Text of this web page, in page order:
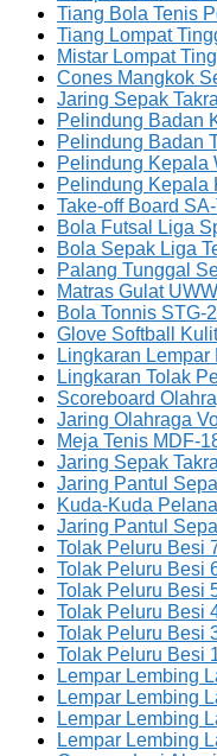
Tiang Bola Tenis
Tiang Lompat
Mistar Lompat
Cones Mangkok
Jaring Sepak
Pelindung Badan
Pelindung Badan
Pelindung Kepala
Pelindung Kepala
Take-off Board
Bola Futsal Liga
Bola Sepak Liga
Palang Tunggal
Matras Gulat
Bola Tonnis STG-
Glove Softball
Lingkaran Lempar
Lingkaran Tolak
Scoreboard
Jaring Olahraga
Meja Tenis MDF-
Jaring Sepak
Jaring Pantul
Kuda-Kuda
Jaring Pantul
Tolak Peluru Besi
Tolak Peluru Besi
Tolak Peluru Besi
Tolak Peluru Besi
Tolak Peluru Besi
Tolak Peluru Besi
Lempar Lembing
Lempar Lembing
Lempar Lembing
Lempar Lembing